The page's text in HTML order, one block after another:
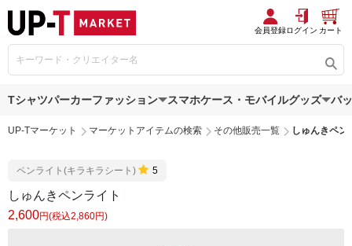
会員登録ログイン カート
Tシャツパーカーファッション スマホケース・モバイルグッズ バ
UP-Tマーケット マーケットアイテムの検索 その他販売一覧 しゅんきペン
ペンライト(キラキラシート) 5
しゅんきペンライト
2,600円(税込2,860円)